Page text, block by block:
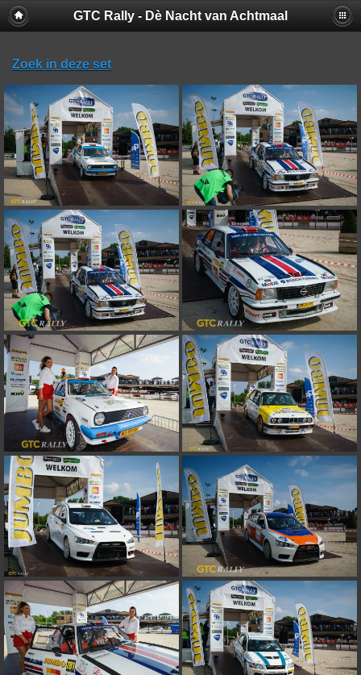
GTC Rally - Dè Nacht van Achtmaal
Zoek in deze set